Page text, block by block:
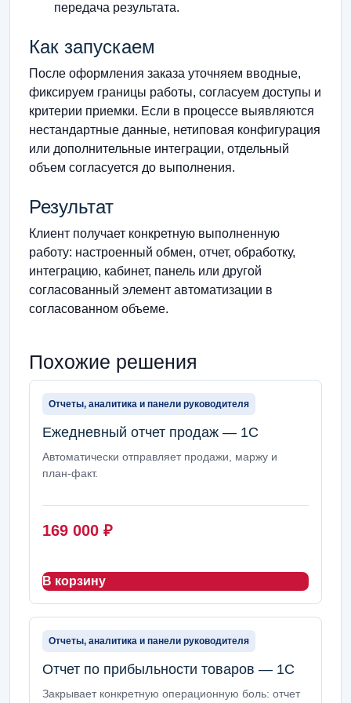
передача результата.
Как запускаем
После оформления заказа уточняем вводные,
фиксируем границы работы, согласуем доступы и
критерии приемки. Если в процессе выявляются
нестандартные данные, нетиповая конфигурация
или дополнительные интеграции, отдельный
объем согласуется до выполнения.
Результат
Клиент получает конкретную выполненную
работу: настроенный обмен, отчет, обработку,
интеграцию, кабинет, панель или другой
согласованный элемент автоматизации в
согласованном объеме.
Похожие решения
Отчеты, аналитика и панели руководителя
Ежедневный отчет продаж — 1С
Автоматически отправляет продажи, маржу и
план-факт.
169 000 ₽
В корзину
Отчеты, аналитика и панели руководителя
Отчет по прибыльности товаров — 1С
Закрывает конкретную операционную боль: отчет